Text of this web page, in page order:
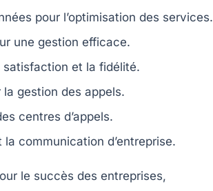
pour l’optimisation des services.
une gestion efficace.
satisfaction et la fidélité.
gestion des appels.
centres d’appels.
communication d’entreprise.
le succès des entreprises,